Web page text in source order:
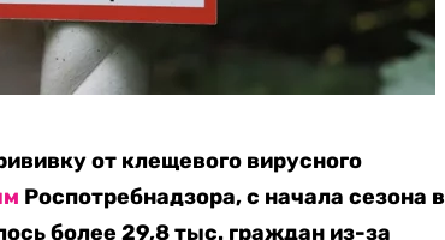
от клещевого вирусного
Роспотребнадзора, с начала сезона в
более 29,8 тыс. граждан из-за